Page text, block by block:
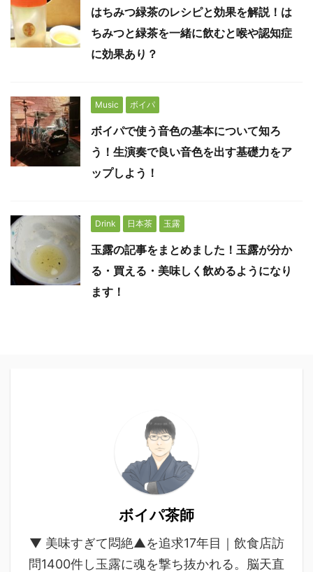
はちみつ緑茶のレシピと効果を解説！は
ちみつと緑茶を一緒に飲むと喉や認知症
に効果あり？
Music ボイパ
ボイパで使う音色の基本について知ろ
う！生演奏で良い音色を出す基礎力をア
ップしよう！
Drink 日本茶 玉露
玉露の記事をまとめました！玉露が分か
る・買える・美味しく飲めるようになり
ます！
ボイパ茶師
▼ 美味すぎて悶絶▲を追求17年目｜飲食店訪
問1400件し玉露に魂を撃ち抜かれる。脳天直